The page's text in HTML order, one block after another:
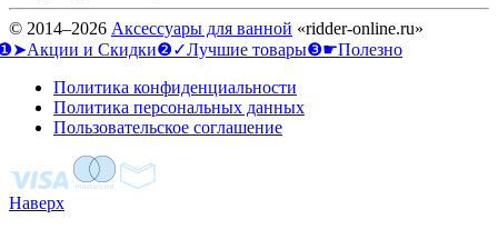
© 2014–2026 Аксессуары для ванной «ridder-online.ru»
и Скидки❷✓Лучшие товары❸☛Полезно
Политика конфиденциальности
Политика персональных данных
Пользовательское соглашение
Наверх